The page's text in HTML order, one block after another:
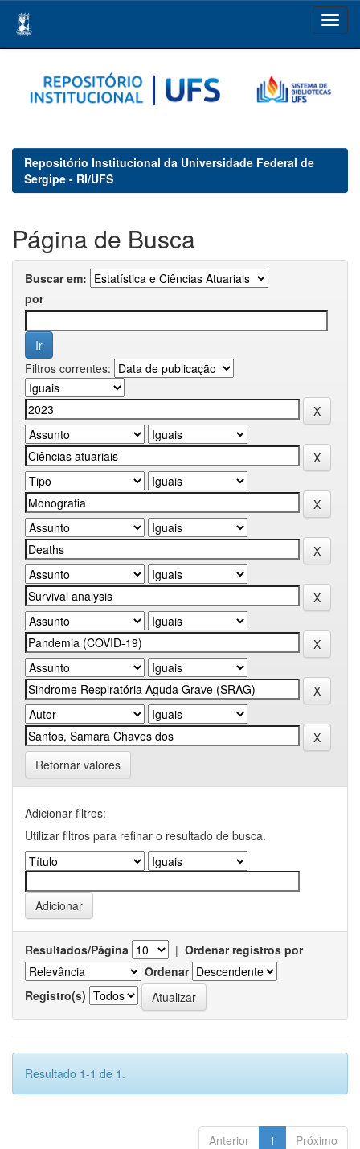
navigation
Repositório Institucional da Universidade Federal de
Sergipe - RI/UFS
Página de Busca
Buscar em:
por
Filtros correntes:
Retornar valores
Adicionar filtros:
Utilizar filtros para refinar o resultado de busca.
Resultados/Página | Ordenar registros por
Ordenar
Registro(s)
Resultado 1-1 de 1.
Anterior 1 Próximo